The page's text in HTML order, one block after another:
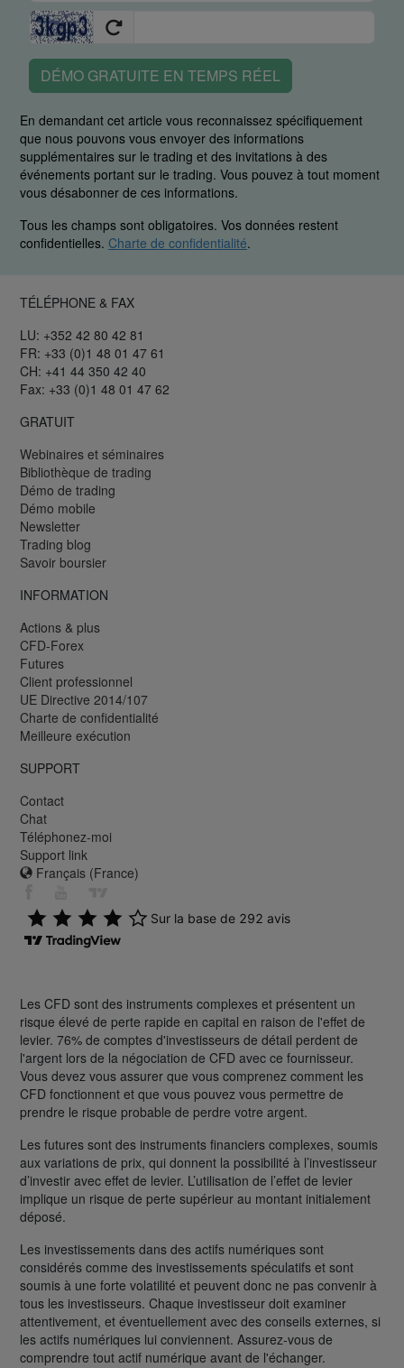
DÉMO GRATUITE EN TEMPS RÉEL
En demandant cet article vous reconnaissez spécifiquement
que nous pouvons vous envoyer des informations
supplémentaires sur le trading et des invitations à des
événements portant sur le trading. Vous pouvez à tout moment
vous désabonner de ces informations.
Tous les champs sont obligatoires. Vos données restent
confidentielles. Charte de confidentialité.
TÉLÉPHONE & FAX
LU: +352 42 80 42 81
FR: +33 (0)1 48 01 47 61
CH: +41 44 350 42 40
Fax: +33 (0)1 48 01 47 62
GRATUIT
Webinaires et séminaires
Bibliothèque de trading
Démo de trading
Démo mobile
Newsletter
Trading blog
Savoir boursier
INFORMATION
Actions & plus
CFD-Forex
Futures
Client professionnel
UE Directive 2014/107
Charte de confidentialité
Meilleure exécution
SUPPORT
Contact
Chat
Téléphonez-moi
Support link
Français (France)
Les CFD sont des instruments complexes et présentent un
risque élevé de perte rapide en capital en raison de l'effet de
levier. 76% de comptes d'investisseurs de détail perdent de
l'argent lors de la négociation de CFD avec ce fournisseur.
Vous devez vous assurer que vous comprenez comment les
CFD fonctionnent et que vous pouvez vous permettre de
prendre le risque probable de perdre votre argent.
Les futures sont des instruments financiers complexes, soumis
aux variations de prix, qui donnent la possibilité à l’investisseur
d’investir avec effet de levier. L’utilisation de l’effet de levier
implique un risque de perte supérieur au montant initialement
déposé.
Les investissements dans des actifs numériques sont
considérés comme des investissements spéculatifs et sont
soumis à une forte volatilité et peuvent donc ne pas convenir à
tous les investisseurs. Chaque investisseur doit examiner
attentivement, et éventuellement avec des conseils externes, si
les actifs numériques lui conviennent. Assurez-vous de
comprendre tout actif numérique avant de l'échanger.